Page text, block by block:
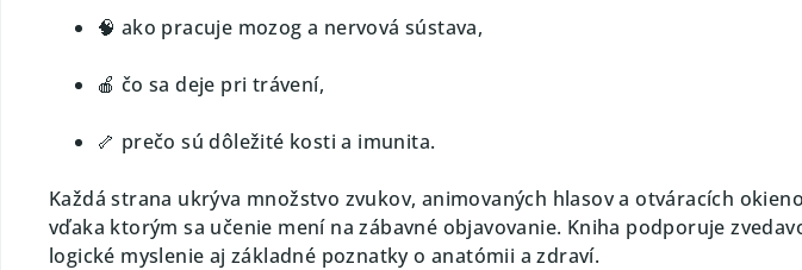
🧠 ako pracuje mozog a nervová sústava,
🍎 čo sa deje pri trávení,
🦴 prečo sú dôležité kosti a imunita.
Každá strana ukrýva množstvo zvukov, animovaných hlasov a otváracích
vďaka ktorým sa učenie mení na zábavné objavovanie. Kniha podporuje
logické myslenie aj základné poznatky o anatómii a zdraví.